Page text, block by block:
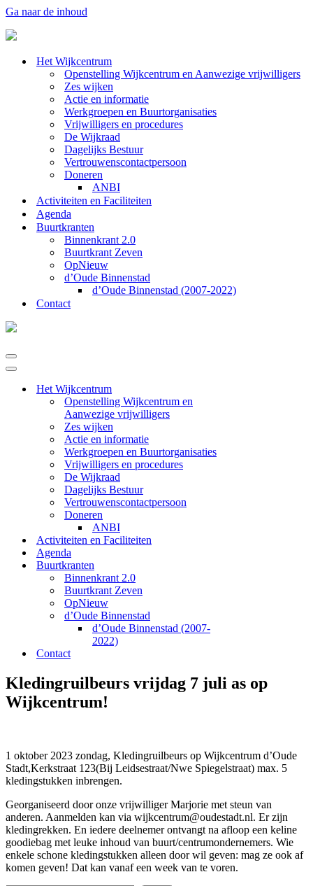
Ga naar de inhoud
Het Wijkcentrum
Openstelling Wijkcentrum en Aanwezige vrijwilligers
Zes wijken
Actie en informatie
Werkgroepen en Buurtorganisaties
Vrijwilligers en procedures
De Wijkraad
Dagelijks Bestuur
Vertrouwenscontactpersoon
Doneren
ANBI
Activiteiten en Faciliteiten
Agenda
Buurtkranten
Binnenkrant 2.0
Buurtkrant Zeven
OpNieuw
d’Oude Binnenstad
d’Oude Binnenstad (2007-2022)
Contact
Navigatie
Menu
Navigatie
Het Wijkcentrum
Openstelling Wijkcentrum en
Aanwezige vrijwilligers
Zes wijken
Actie en informatie
Werkgroepen en Buurtorganisaties
Vrijwilligers en procedures
De Wijkraad
Dagelijks Bestuur
Vertrouwenscontactpersoon
Doneren
ANBI
Activiteiten en Faciliteiten
Agenda
Buurtkranten
Binnenkrant 2.0
Buurtkrant Zeven
OpNieuw
d’Oude Binnenstad
d’Oude Binnenstad (2007-
2022)
Contact
Kledingruilbeurs vrijdag 7 juli as op
Wijkcentrum!
1 oktober 2023 zondag, Kledingruilbeurs op Wijkcentrum d’Oude
Stadt,Kerkstraat 123(Bij Leidsestraat/Nwe Spiegelstraat) max. 5
kledingstukken inbrengen.
Georganiseerd door onze vrijwilliger Marjorie met steun van
anderen. Aanmelden kan via wijkcentrum@oudestadt.nl. Er zijn
kledingrekken. En iedere deelnemer ontvangt na afloop een keline
goodiebag met leuke inhoud van buurt/centrumondernemers. Wie
enkele schone kledingstukken alleen door wil geven: mag ze ook af
komen geven! Dat kan vanaf een week van te voren.